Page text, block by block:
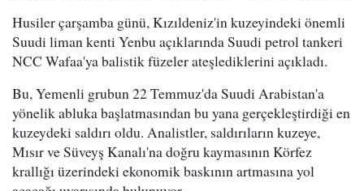
Husiler çarşamba günü, Kızıldeniz'in kuzeyindeki önemli
Suudi liman kenti Yenbu açıklarında Suudi petrol tankeri
NCC Wafaa'ya balistik füzeler ateşlediklerini açıkladı.
Bu, Yemenli grubun 22 Temmuz'da Suudi Arabistan'a
yönelik abluka başlatmasından bu yana gerçekleştirdiği en
kuzeydeki saldırı oldu. Analistler, saldırıların kuzeye,
Mısır ve Süveyş Kanalı'na doğru kaymasının Körfez
krallığı üzerindeki ekonomik baskının artmasına yol